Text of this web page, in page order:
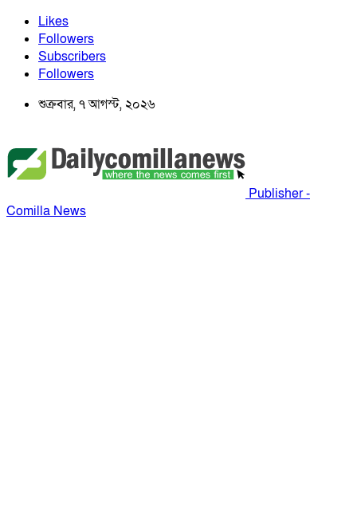
Likes
Followers
Subscribers
Followers
শুক্রবার, ৭ আগস্ট, ২০২৬
Publisher -
Comilla News